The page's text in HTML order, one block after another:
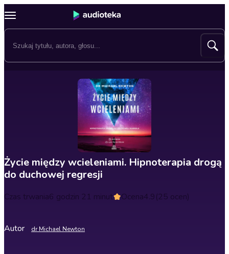
Życie między wcieleniami. Hipnoterapia drogą
do duchowej regresji
Czas trwania6 godzin 21 minut Ocena4.9(25 ocen)
Autor dr Michael Newton